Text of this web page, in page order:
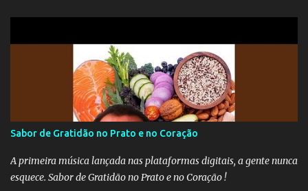
Sabor de Gratidão no Prato e no Coração
A primeira música lançada nas plataformas digitais, a gente nunca
esquece. Sabor de Gratidão no Prato e no Coração !